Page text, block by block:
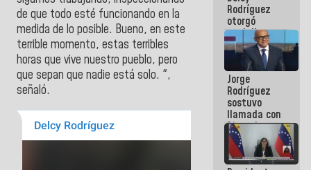
de que todo esté funcionando en la
medida de lo posible. Bueno, en este
terrible momento, estas terribles
horas que vive nuestro pueblo, pero
que sepan que nadie está solo. ",
señaló.
Rodríguez
otorgó
medalla
"Héroe de
Venezuela"
a servidores
públicos
Jorge
Rodríguez
sostuvo
llamada con
Dinorah
Figuera y
acuerdan
primer